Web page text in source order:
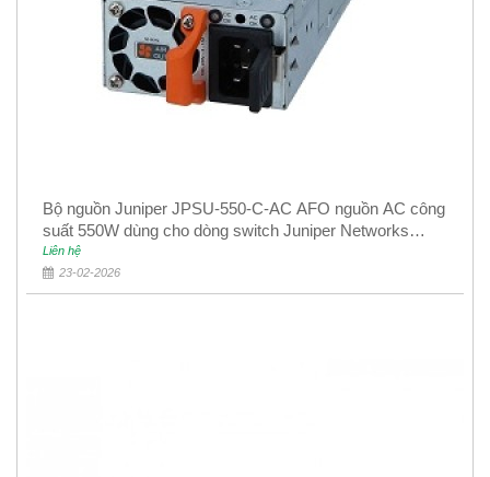
Bộ nguồn Juniper JPSU-550-C-AC AFO nguồn AC công
suất 550W dùng cho dòng switch Juniper Networks
EX4400
Liên hệ
23-02-2026